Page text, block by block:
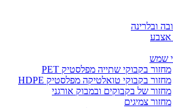
ובלרינה
אצבע
שמש
מחזור בקבוקי שתייה מפלסטיק PET
מחזור בקבוקי טואלטיקה מפלסטיק HDPE
מחזור של בקבוקים ובמבוק אורגני
מחזור צמיגים